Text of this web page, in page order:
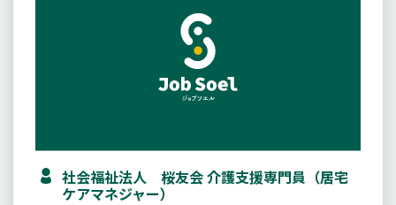
社会福祉法人 桜友会 介護支援専門員（居宅
ケアマネジャー）